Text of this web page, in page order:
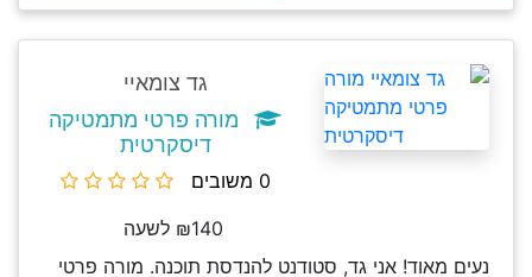
גד צומאיי
מורה פרטי מתמטיקה
דיסקרטית
0 משובים
₪140 לשעה
נעים מאוד! אני גד, סטודנט להנדסת תוכנה. מורה פרטי